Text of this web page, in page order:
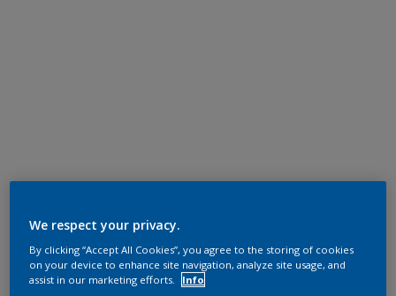
We respect your privacy.
By clicking “Accept All Cookies”, you agree to the storing of cookies
on your device to enhance site navigation, analyze site usage, and
assist in our marketing efforts.
Info